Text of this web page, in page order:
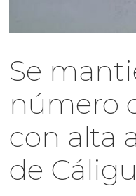
Se
número
con alta
de